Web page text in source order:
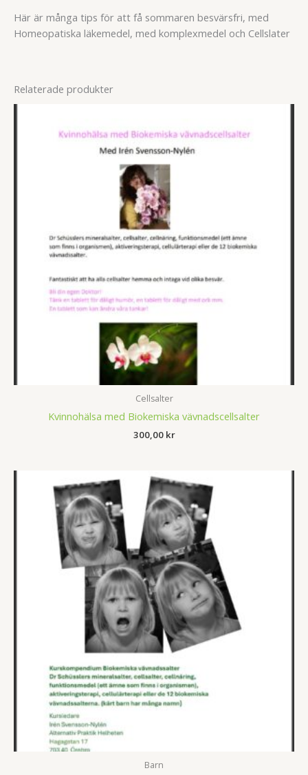
Här är många tips för att få sommaren besvärsfri, med
Homeopatiska läkemedel, med komplexmedel och Cellslater
Relaterade produkter
Cellsalter
Kvinnohälsa med Biokemiska vävnadscellsalter
300,00 kr
Barn